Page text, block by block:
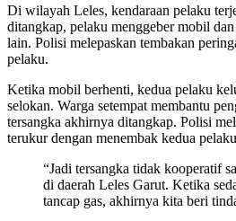
Di wilayah Leles, kendaraan pelaku
ditangkap, pelaku menggeber mobil
lain. Polisi melepaskan tembakan
pelaku.
Ketika mobil berhenti, kedua pelaku
selokan. Warga setempat membantu
tersangka akhirnya ditangkap. Polisi
terukur dengan menembak kedua
“Jadi tersangka tidak kooperatif
di daerah Leles Garut. Ketika
tancap gas, akhirnya kita beri